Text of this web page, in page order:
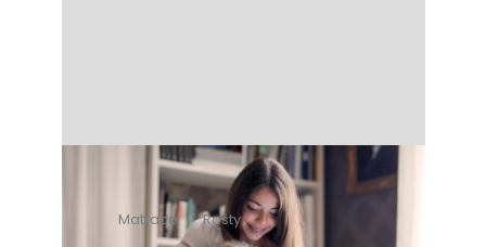
Matrace Rošty 6 minút čítania